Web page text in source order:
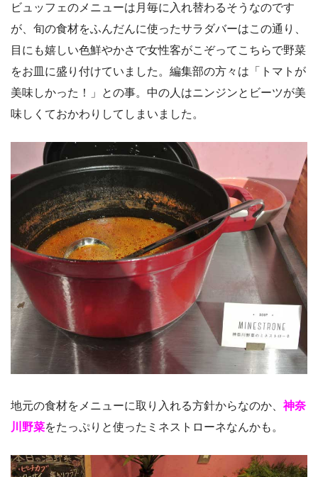
ビュッフェのメニューは月毎に入れ替わるそうなのです
が、旬の食材をふんだんに使ったサラダバーはこの通り、
目にも嬉しい色鮮やかさで女性客がこぞってこちらで野菜
をお皿に盛り付けていました。編集部の方々は「トマトが
美味しかった！」との事。中の人はニンジンとビーツが美
味しくておかわりしてしまいました。
地元の食材をメニューに取り入れる方針からなのか、神奈
川野菜をたっぷりと使ったミネストローネなんかも。